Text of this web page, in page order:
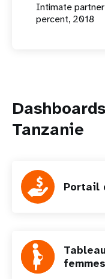
Intimate
percent, 2018
Tanzanie
Portail
femmes